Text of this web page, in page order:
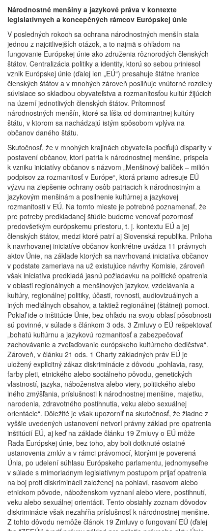
Národnostné menšiny a jazykové práva v kontexte
legislatívnych a koncepčných rámcov Európskej únie
V posledných rokoch sa ochrana národnostných menšín stala
jednou z najcitlivejších otázok, a to najmä s ohľadom na
fungovanie Európskej únie ako združenia rôznorodých členských
štátov. Centralizácia politiky a identity, ktorú so sebou priniesol
vznik Európskej únie (ďalej len „EÚ“) presahuje štátne hranice
členských štátov a v mnohých zároveň posilňuje vnútorné rozdiely
súvisiace so skladbou obyvateľstva a rozmanitosťou kultúr žijúcich
na území jednotlivých členských štátov. Prítomnosť
národnostných menšín, ktoré sa líšia od dominantnej kultúry
štátu, v ktorom sa nachádzajú istým spôsobom vplýva na
občanov daného štátu.
Skutočnosť, že v mnohých krajinách obyvatelia pociťujú disparity v
postavení občanov, ktorí patria k národnostnej menšine, prispela
k vzniku iniciatívy občanov s názvom „Menšinový balíček – milión
podpisov za rozmanitosť v Európe“, ktorá priamo adresuje EÚ
výzvu na zlepšenie ochrany osôb patriacich k národnostným a
jazykovým menšinám a posilnenie kultúrnej a jazykovej
rozmanitosti v EÚ. Na tomto mieste je potrebné poznamenať, že
pre potreby predkladanej štúdie budeme venovať pozornosť
predovšetkým európskemu priestoru, t. j. kontextu EÚ a jej
členských štátov, medzi ktoré patrí aj Slovenská republika. Príloha
k navrhovanej iniciatíve občanov konkrétne uvádza 11 právnych
aktov Únie, na základe ktorých sa navrhovaná iniciatíva občanov
v podstate zameriava na už existujúce návrhy Komisie, zároveň
však iniciatíva predkladá jasnú požiadavku na politické opatrenia
v oblasti regionálnych a menšinových jazykov, vzdelávania a
kultúry, regionálnej politiky, účasti, rovnosti, audiovizuálnych a
iných mediálnych obsahov, a taktiež regionálnej (štátnej) pomoci.
Pokiaľ ide o inštitúcie Únie, bez ohľadu na svoju oblasť pôsobnosti
sú povinné, v súlade s článkom 3 ods. 3 Zmluvy o EÚ rešpektovať
„bohatú kultúrnu a jazykovú rozmanitosť a zabezpečovať
zachovávanie a zveľaďovanie európskeho kultúrneho dedičstva“.
Zároveň, v článku 21 ods. 1 Charty základných práv EÚ je
uložený explicitný zákaz diskriminácie z dôvodu „pohlavia, rasy,
farby pleti, etnického alebo sociálneho pôvodu, genetických
vlastností, jazyka, náboženstva alebo viery, politického alebo
iného zmýšľania, príslušnosti k národnostnej menšine, majetku,
narodenia, zdravotného postihnutia, veku alebo sexuálnej
orientácie“. Dôležité je však upozorniť na skutočnosť, že žiadne z
vyššie uvedených ustanovení netvorí právny základ pre opatrenia
inštitúcií EÚ, aj keď na základe článku 19 Zmluvy o EÚ môže
Rada Európskej únie, bez toho, aby boli dotknuté ostatné
ustanovenia zmlúv a v rámci právomocí, ktorými je poverená
Únia, po udelení súhlasu Európskeho parlamentu, jednomyseľne
v súlade s mimoriadnym legislatívnym postupom prijať opatrenia
na boj proti diskriminácii založenej na pohlaví, rasovom alebo
etnickom pôvode, náboženskom vyznaní alebo viere, postihnutí,
veku alebo sexuálnej orientácii. Tento obsiahly zoznam dôvodov
diskriminácie však nezahŕňa príslušnosť k národnostnej menšine.
Z tohto dôvodu nemôže článok 19 Zmluvy o fungovaní EÚ (ďalej